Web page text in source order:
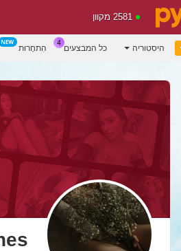
2581 מקוון
היסטוריה כל המבצעים הִתחָרוּת